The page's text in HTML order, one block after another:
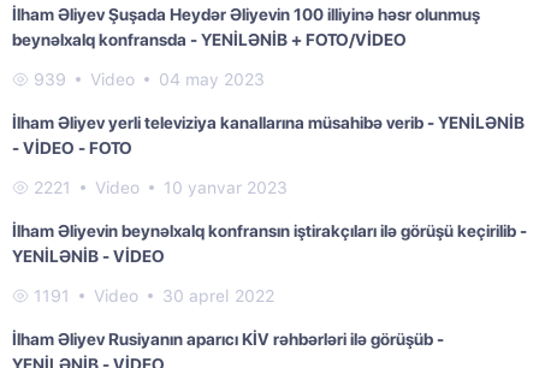
İlham Əliyev Şuşada Heydər Əliyevin 100 illiyinə həsr olunmuş
beynəlxalq konfransda - YENİLƏNİB + FOTO/VİDEO
939 Video 04 may 2023
İlham Əliyev yerli televiziya kanallarına müsahibə verib - YENİLƏNİB
- VİDEO - FOTO
2221 Video 10 yanvar 2023
İlham Əliyevin beynəlxalq konfransın iştirakçıları ilə görüşü keçirilib -
YENİLƏNİB - VİDEO
1191 Video 30 aprel 2022
İlham Əliyev Rusiyanın aparıcı KİV rəhbərləri ilə görüşüb -